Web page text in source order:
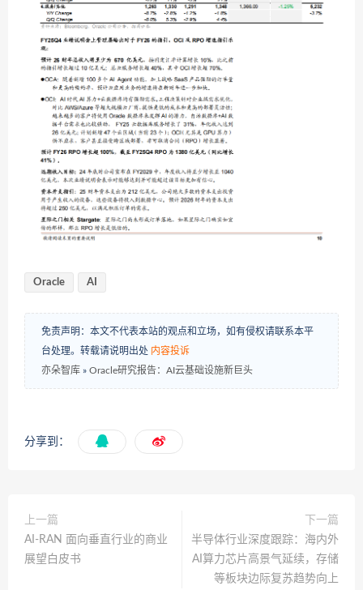
Oracle AI
免责声明：本文不代表本站的观点和立场，如有侵权请联系本平
台处理。转载请说明出处 内容投诉
亦朵智库 » Oracle研究报告：AI云基础设施新巨头
分享到：
上一篇
AI-RAN 面向垂直行业的商业
展望白皮书
下一篇
半导体行业深度跟踪：海内外
AI算力芯片高景气延续，存储
等板块边际复苏趋势向上